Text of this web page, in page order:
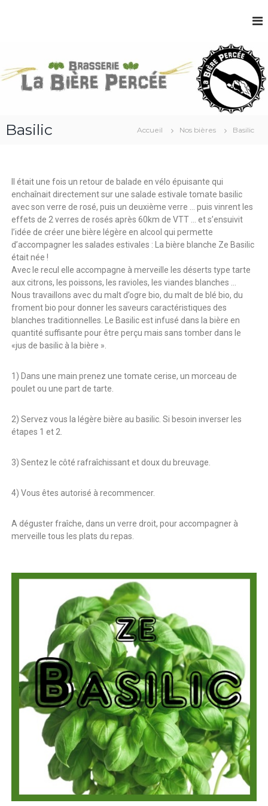
s
i
B
i
è
r
e
P
e
r
c
é
e
Basilic Accueil Nos bières Basilic
Il était une fois un retour de balade en vélo épuisante qui
enchaînait directement sur une salade estivale tomate basilic
avec son verre de rosé, puis un deuxième verre … puis vinrent les
effets de 2 verres de rosés après 60km de VTT … et s’ensuivit
l’idée de créer une bière légère en alcool qui permette
d’accompagner les salades estivales : La bière blanche Ze Basilic
était née !
Avec le recul elle accompagne à merveille les déserts type tarte
aux citrons, les poissons, les ravioles, les viandes blanches …
Nous travaillons avec du malt d’ogre bio, du malt de blé bio, du
froment bio pour donner les saveurs caractéristiques des
blanches traditionnelles. Le Basilic est infusé dans la bière en
quantité suffisante pour être perçu mais sans tomber dans le
«jus de basilic à la bière ».
1) Dans une main prenez une tomate cerise, un morceau de
poulet ou une part de tarte.
2) Servez vous la légère bière au basilic. Si besoin inverser les
étapes 1 et 2.
3) Sentez le côté rafraîchissant et doux du breuvage.
4) Vous êtes autorisé à recommencer.
A déguster fraîche, dans un verre droit, pour accompagner à
merveille tous les plats du repas.